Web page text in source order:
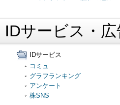
サービス・
IDサービス
コミュ
グラフランキング
アンケート
株SNS